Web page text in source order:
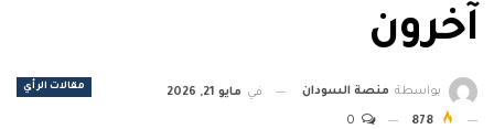
آخرون
مقالات الرأي بواسطة منصة السودان في مايو 21, 2026
878